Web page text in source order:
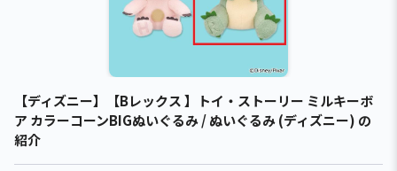
【ディズニー】【Bレックス 】トイ・ストーリー ミルキーボ
ア カラーコーンBIGぬいぐるみ / ぬいぐるみ (ディズニー) の
紹介